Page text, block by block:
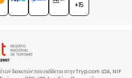
+15
διακοπών που εκδίδεται στην Tryp.com LDA, NIF